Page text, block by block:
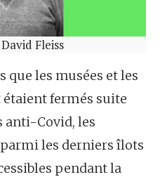
Fleiss
que les musées et les
étaient fermés suite
anti-Covid, les
les derniers îlots
pendant la